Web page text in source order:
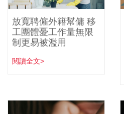
放寬聘僱外籍幫傭 移
工團體憂工作量無限
制更易被濫用
閱讀全文>